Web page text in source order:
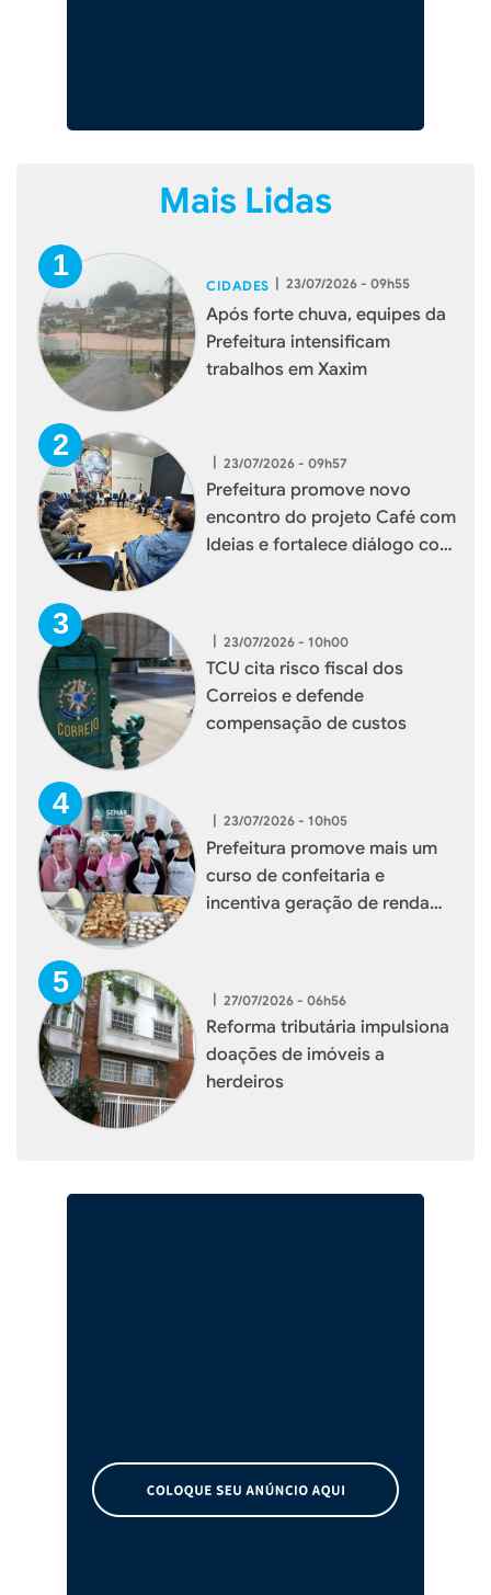
Mais Lidas
CIDADES | 23/07/2026 - 09h55
Após forte chuva, equipes da
Prefeitura intensificam
trabalhos em Xaxim
| 23/07/2026 - 09h57
Prefeitura promove novo
encontro do projeto Café com
Ideias e fortalece diálogo com
| 23/07/2026 - 10h00
TCU cita risco fiscal dos
Correios e defende
compensação de custos
| 23/07/2026 - 10h05
Prefeitura promove mais um
curso de confeitaria e
incentiva geração de renda
| 27/07/2026 - 06h56
Reforma tributária impulsiona
doações de imóveis a
herdeiros